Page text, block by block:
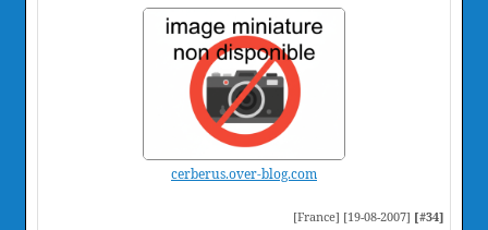
cerberus.over-blog.com
[France] [19-08-2007] [#34]